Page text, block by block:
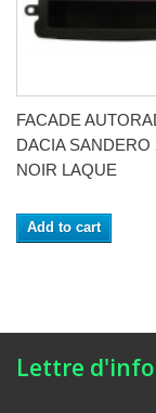
FACADE
DACIA SANDERO
NOIR LAQUE
Add to cart
Lettre